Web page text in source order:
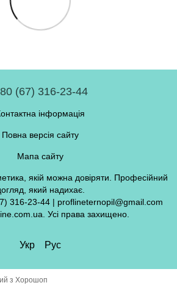
(67) 316-23-44
інформація
Повна версія сайту
Мапа сайту
якій можна довіряти. Професійний
який надихає.
316-23-44 | proflineternopil@gmail.com
Усі права захищено.
Укр Рус
з Хорошоп